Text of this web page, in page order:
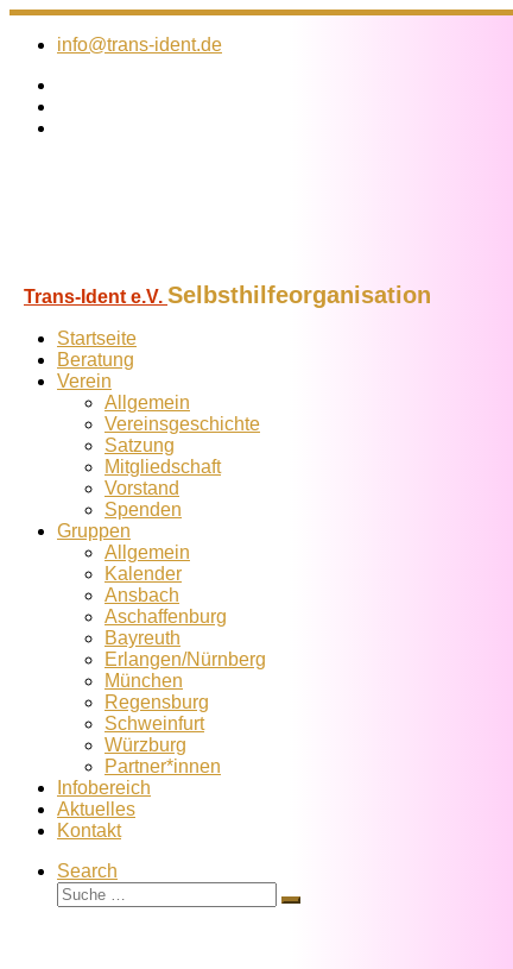
Zum
Inhalt
info@trans-ident.de
Trans-Ident e.V. Selbsthilfeorganisation
Startseite
Beratung
Verein
Allgemein
Vereins­geschichte
Satzung
Mitglied­schaft
Vorstand
Spenden
Gruppen
Allgemein
Kalender
Ansbach
Aschaffenburg
Bayreuth
Erlangen/Nürnberg
München
Regensburg
Schweinfurt
Würzburg
Partner*innen
Infobereich
Aktuelles
Kontakt
Search
Suche
Suche